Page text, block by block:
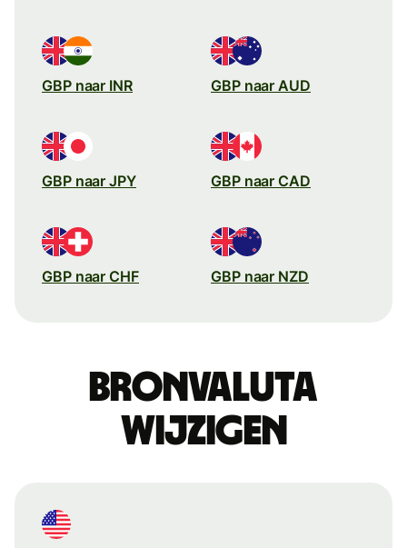
GBP naar INR GBP naar AUD
GBP naar JPY GBP naar CAD
GBP naar CHF GBP naar NZD
Bronvaluta
wijzigen